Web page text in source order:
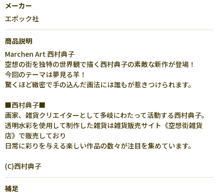
メーカー
エポック社
商品説明
Marchen Art 西村典子
空想の街を独特の世界観で描く西村典子の素敵な新作が登場！
今回のテーマは夢見る羊！
驚くほど緻密で手の込んだ画法には誰もが惹きつけられます。
■西村典子■
画家、雑貨クリエイターとして多岐にわたって活動する西村典子。
透明水彩を使用して制作した雑貨は雑貨販売サイト《空想街雑貨
店》で販売しており
日常に彩りを与える楽しい作品の数々が注目を集めています。
(C)西村典子
補足